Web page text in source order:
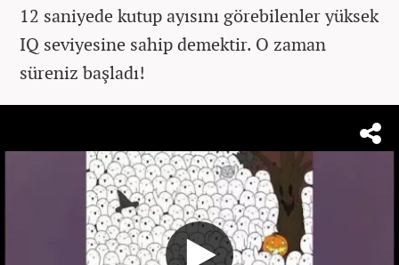
12 saniyede kutup ayısını görebilenler yüksek
IQ seviyesine sahip demektir. O zaman
süreniz başladı!